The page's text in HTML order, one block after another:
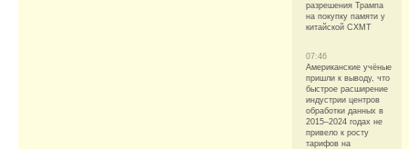
разрешения Трампа
на покупку памяти у
китайской CXMT
07:46
Американские учёные
пришли к выводу, что
быстрое расширение
индустрии центров
обработки данных в
2015–2024 годах не
привело к росту
тарифов на